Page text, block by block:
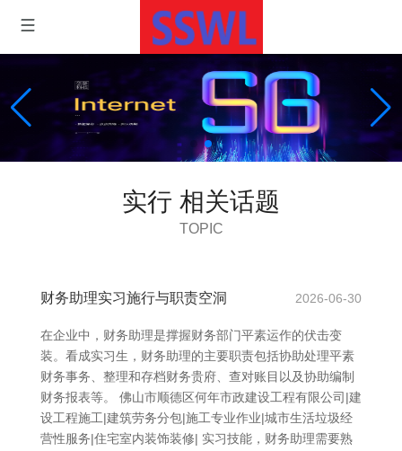
实行 相关话题
TOPIC
财务助理实习施行与职责空洞 2026-06-30
在企业中，财务助理是撑握财务部门平素运作的伏击变
装。看成实习生，财务助理的主要职责包括协助处理平素
财务事务、整理和存档财务贵府、查对账目以及协助编制
财务报表等。 佛山市顺德区何年市政建设工程有限公司|建
设工程施工|建筑劳务分包|施工专业作业|城市生活垃圾经
营性服务|住宅室内装饰装修| 实习技能，财务助理需要熟